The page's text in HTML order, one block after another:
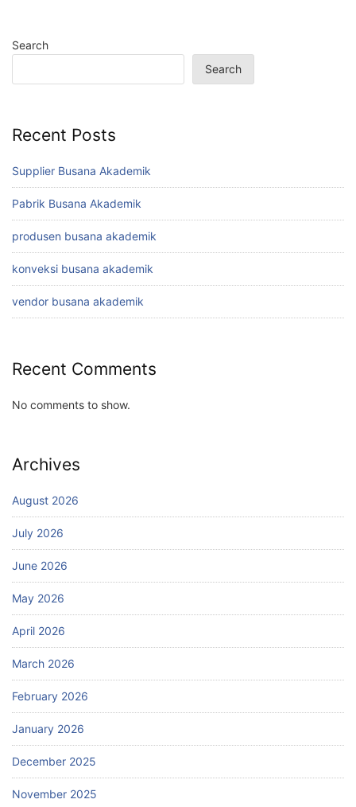
Search
Search
Recent Posts
Supplier Busana Akademik
Pabrik Busana Akademik
produsen busana akademik
konveksi busana akademik
vendor busana akademik
Recent Comments
No comments to show.
Archives
August 2026
July 2026
June 2026
May 2026
April 2026
March 2026
February 2026
January 2026
December 2025
November 2025